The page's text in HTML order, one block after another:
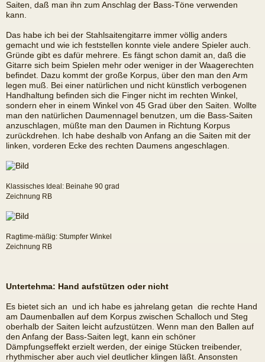
Saiten, daß man ihn zum Anschlag der Bass-Töne verwenden
kann.
Das habe ich bei der Stahlsaitengitarre immer völlig anders
gemacht und wie ich feststellen konnte viele andere Spieler auch.
Gründe gibt es dafür mehrere. Es fängt schon damit an, daß die
Gitarre sich beim Spielen mehr oder weniger in der Waagerechten
befindet. Dazu kommt der große Korpus, über den man den Arm
legen muß. Bei einer natürlichen und nicht künstlich verbogenen
Handhaltung befinden sich die Finger nicht im rechten Winkel,
sondern eher in einem Winkel von 45 Grad über den Saiten. Wollte
man den natürlichen Daumennagel benutzen, um die Bass-Saiten
anzuschlagen, müßte man den Daumen in Richtung Korpus
zurückdrehen. Ich habe deshalb von Anfang an die Saiten mit der
linken, vorderen Ecke des rechten Daumens angeschlagen.
Klassisches Ideal: Beinahe 90 grad
Zeichnung RB
Ragtime-mäßig: Stumpfer Winkel
Zeichnung RB
Untertehma: Hand aufstützen oder nicht
Es bietet sich an  und ich habe es jahrelang getan  die rechte Hand
am Daumenballen auf dem Korpus zwischen Schalloch und Steg
oberhalb der Saiten leicht aufzustützen. Wenn man den Ballen auf
den Anfang der Bass-Saiten legt, kann ein schöner
Dämpfungseffekt erzielt werden, der einige Stücken treibender,
rhythmischer aber auch viel deutlicher klingen läßt. Ansonsten